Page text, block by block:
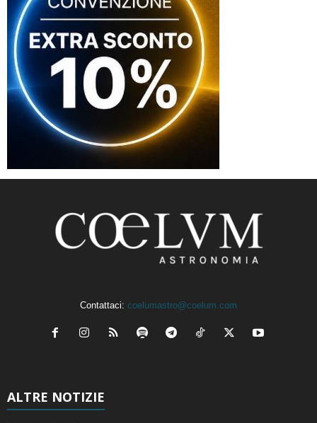
Contattaci: coelumastro@coelum.com
ALTRE NOTIZIE